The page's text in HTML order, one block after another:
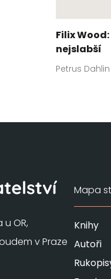
Filix
nejslabší
Petrus Dahlin
OR,
v Praze
Mapa
Knihy
Autoři